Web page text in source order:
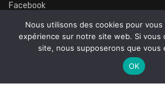
Facebook
Twitter
Instagram
Nous utilisons des cookies pour vous
expérience sur notre site web. Si vous
site, nous supposerons que vous
OK